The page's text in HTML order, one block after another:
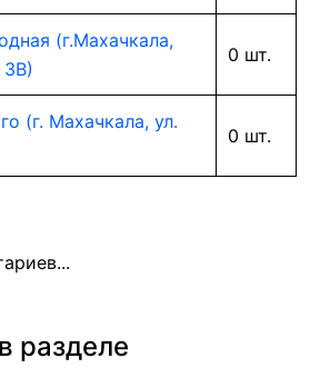
(г.Махачкала,
3В)
0 шт.
(г. Махачкала, ул.
0 шт.
разделе